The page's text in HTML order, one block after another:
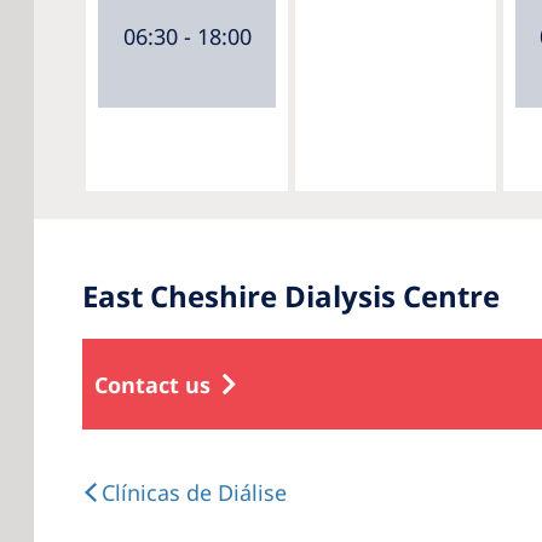
06:30 - 18:00
East Cheshire Dialysis Centre
Contact us
Clínicas de Diálise